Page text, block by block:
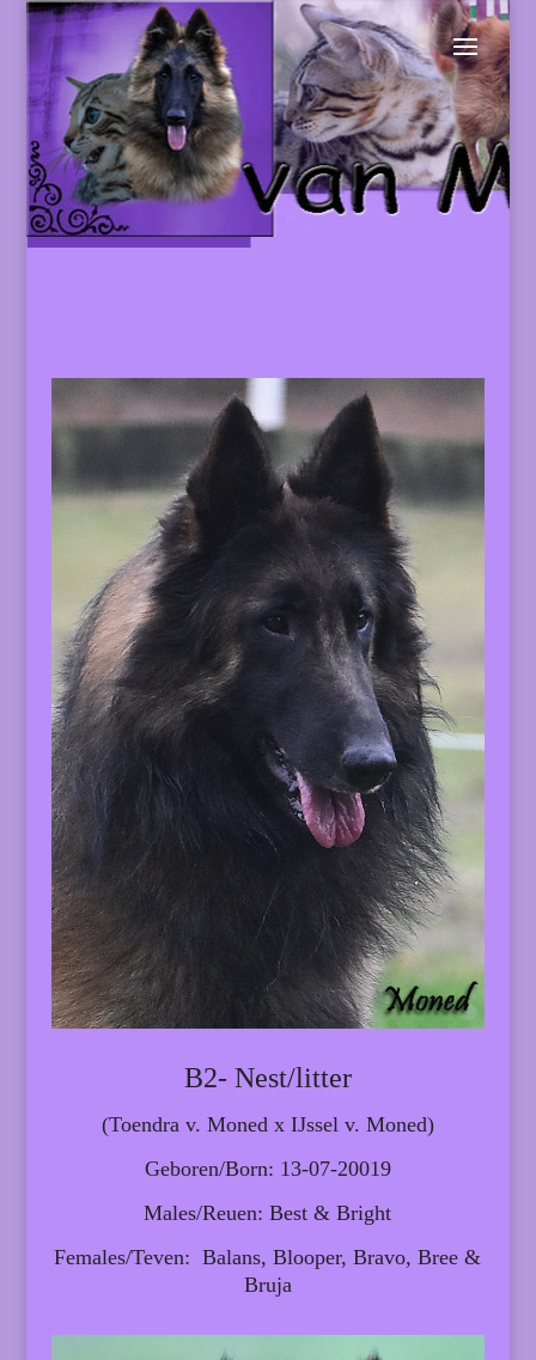
B2- Nest/litter
(Toendra v. Moned x IJssel v. Moned)
Geboren/Born: 13-07-20019
Males/Reuen: Best & Bright
Females/Teven: Balans, Blooper, Bravo, Bree &
Bruja